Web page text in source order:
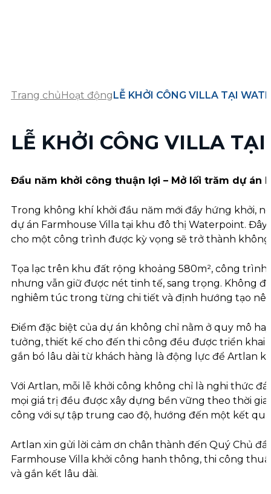
Trang chủHoạt độngLỄ KHỞI CÔNG VILLA TẠI
LỄ KHỞI CÔNG VILLA
Đầu năm khởi công thuận lợi – Mở lối trăm dự án
Trong không khí khởi đầu năm mới đầy hứng khởi,
dự án Farmhouse Villa tại khu đô thị Waterpoint.
cho một công trình được kỳ vọng sẽ trở thành
Tọa lạc trên khu đất rộng khoảng 580m², công trình
nhưng vẫn giữ được nét tinh tế, sang trọng. Không
nghiêm túc trong từng chi tiết và định hướng tạo
Điểm đặc biệt của dự án không chỉ nằm ở quy mô
tưởng, thiết kế cho đến thi công đều được triển khai
gắn bó lâu dài từ khách hàng là động lực để Artlan
Với Artlan, mỗi lễ khởi công không chỉ là nghi thức
mọi giá trị đều được xây dựng bền vững theo thời
công với sự tập trung cao độ, hướng đến một kết
Artlan xin gửi lời cảm ơn chân thành đến Quý Chủ
Farmhouse Villa khởi công hanh thông, thi công
và gắn kết lâu dài.